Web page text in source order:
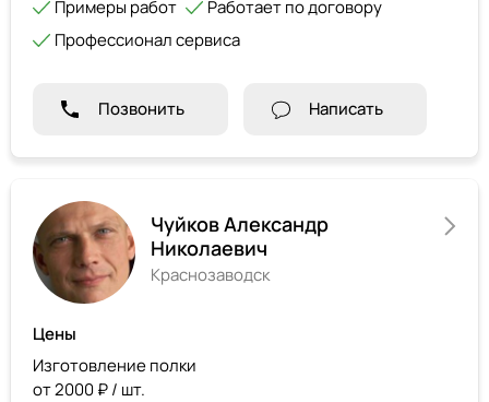
Примеры работ
Работает по договору
Профессионал сервиса
Позвонить Написать
Чуйков Александр
Николаевич
Краснозаводск
Цены
Изготовление полки
от 2000 ₽ / шт.